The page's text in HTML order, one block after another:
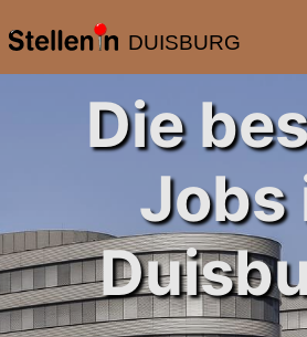
DUISBURG
Die
Jobs